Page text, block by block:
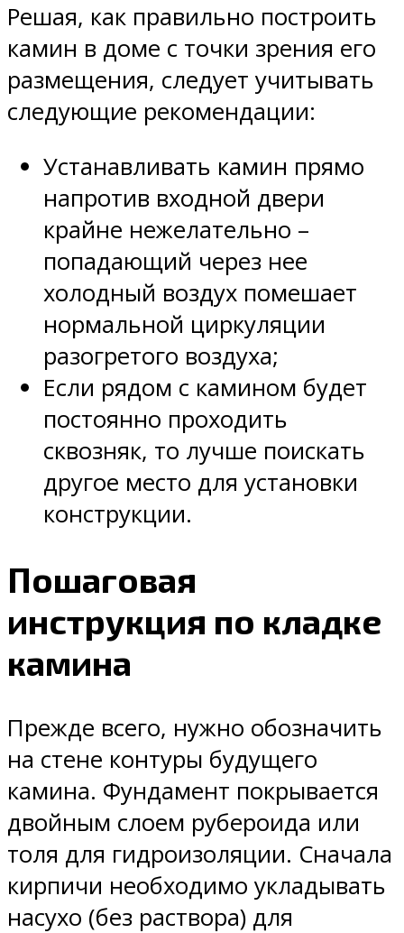
Решая, как правильно построить
камин в доме с точки зрения его
размещения, следует учитывать
следующие рекомендации:
Устанавливать камин прямо
напротив входной двери
крайне нежелательно –
попадающий через нее
холодный воздух помешает
нормальной циркуляции
разогретого воздуха;
Если рядом с камином будет
постоянно проходить
сквозняк, то лучше поискать
другое место для установки
конструкции.
Пошаговая
инструкция по кладке
камина
Прежде всего, нужно обозначить
на стене контуры будущего
камина. Фундамент покрывается
двойным слоем рубероида или
толя для гидроизоляции. Сначала
кирпичи необходимо укладывать
насухо (без раствора) для